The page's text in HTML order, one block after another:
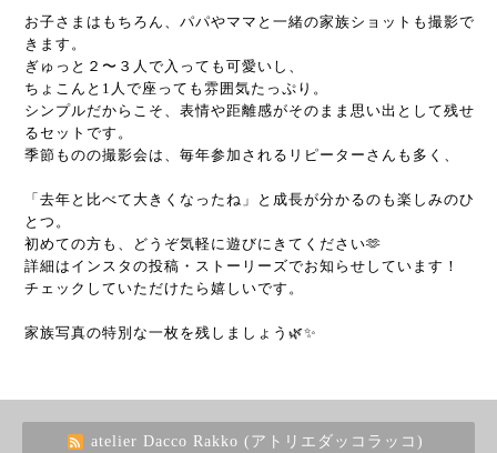
お子さまはもちろん、パパやママと一緒の家族ショットも撮影で
きます。
ぎゅっと２〜３人で入っても可愛いし、
ちょこんと1人で座っても雰囲気たっぷり。
シンプルだからこそ、表情や距離感がそのまま思い出として残せ
るセットです。
季節ものの撮影会は、毎年参加されるリピーターさんも多く、
「去年と比べて大きくなったね」と成長が分かるのも楽しみのひ
とつ。
初めての方も、どうぞ気軽に遊びにきてください🫶
詳細はインスタの投稿・ストーリーズでお知らせしています！
チェックしていただけたら嬉しいです。
家族写真の特別な一枚を残しましょう🌿✨
atelier Dacco Rakko (アトリエダッコラッコ)